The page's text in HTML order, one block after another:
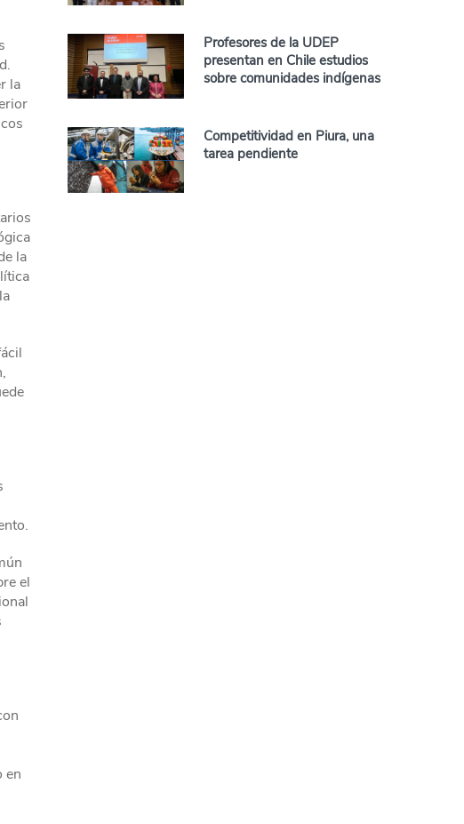
la
la
el
en
Profesores de la UDEP
presentan en Chile estudios
sobre comunidades indígenas
Competitividad en Piura, una
tarea pendiente